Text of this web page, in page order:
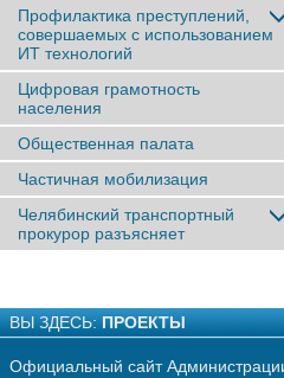
Профилактика преступлений,
совершаемых с использованием
ИТ технологий
Цифровая грамотность
населения
Общественная палата
Частичная мобилизация
Челябинский транспортный
прокурор разъясняет
ВЫ ЗДЕСЬ: ПРОЕКТЫ
Официальный сайт